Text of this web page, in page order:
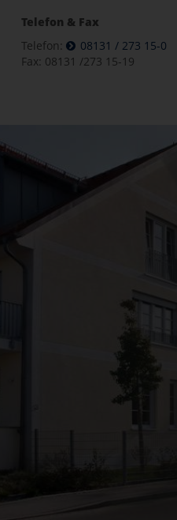
Telefon & Fax
Telefon:
08131 / 273 15-0
Fax: 08131 /273 15-19